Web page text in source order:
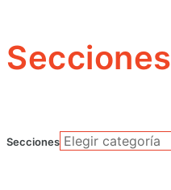
Secciones
Secciones